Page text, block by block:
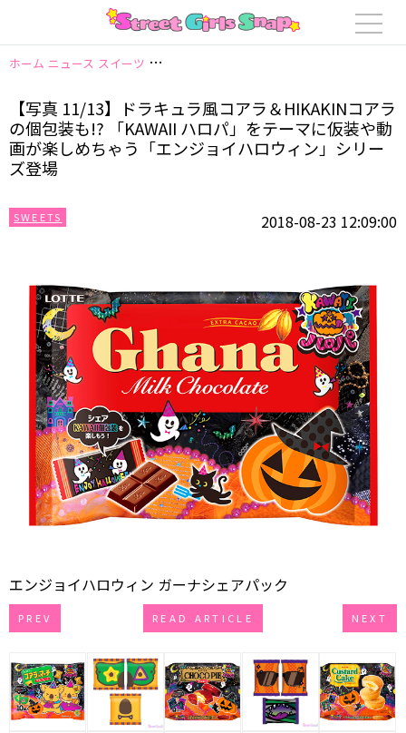
ホーム ニュース スイーツ 【写真 11/13】ドラキュラ風コアラ＆HIKAKIN
【写真 11/13】ドラキュラ風コアラ＆HIKAKINコアラ
の個包装も!? 「KAWAII ハロパ」をテーマに仮装や動
画が楽しめちゃう「エンジョイハロウィン」シリー
ズ登場
SWEETS 2018-08-23 12:09:00
エンジョイハロウィン ガーナシェアパック
PREV READ ARTICLE NEXT